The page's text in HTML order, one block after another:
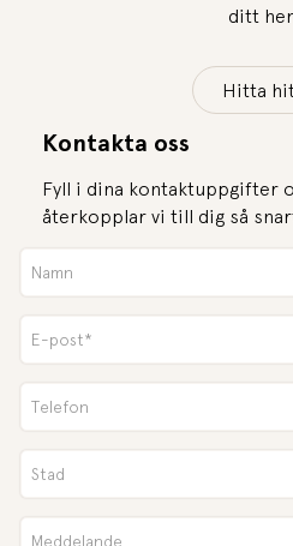
ditt
Hitta
Kontakta oss
Fyll i dina kontaktuppgifter
återkopplar vi till dig så